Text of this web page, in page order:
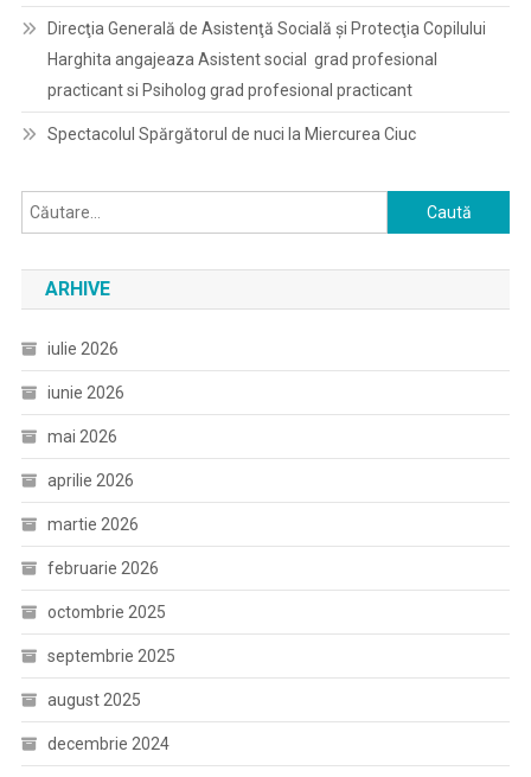
Direcţia Generală de Asistenţă Socială şi Protecţia Copilului
Harghita angajeaza Asistent social grad profesional
practicant si Psiholog grad profesional practicant
Spectacolul Spărgătorul de nuci la Miercurea Ciuc
Caută
după:
ARHIVE
iulie 2026
iunie 2026
mai 2026
aprilie 2026
martie 2026
februarie 2026
octombrie 2025
septembrie 2025
august 2025
decembrie 2024